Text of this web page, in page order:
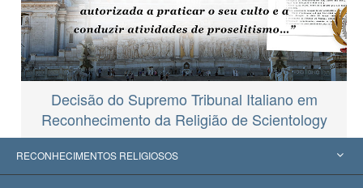
Decisão do Supremo Tribunal Italiano em
Reconhecimento da Religião de Scientology
RECONHECIMENTOS RELIGIOSOS